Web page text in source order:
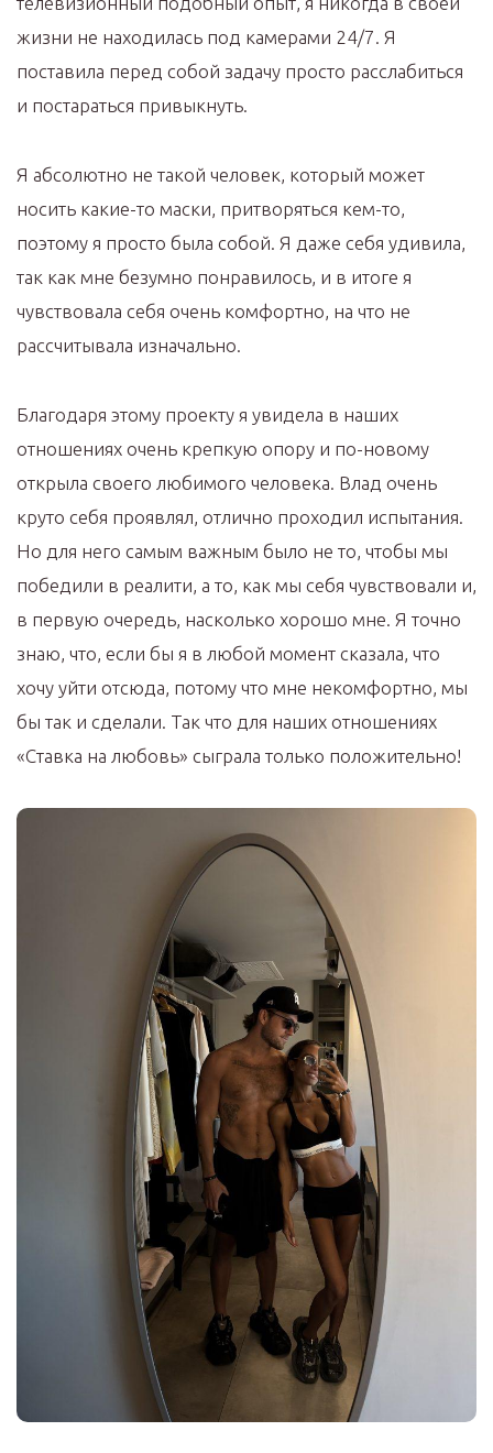
жизни не находилась под камерами 24/7. Я
поставила перед собой задачу просто расслабиться
и постараться привыкнуть.
Я абсолютно не такой человек, который может
носить какие-то маски, притворяться кем-то,
поэтому я просто была собой. Я даже себя удивила,
так как мне безумно понравилось, и в итоге я
чувствовала себя очень комфортно, на что не
рассчитывала изначально.
Благодаря этому проекту я увидела в наших
отношениях очень крепкую опору и по-новому
открыла своего любимого человека. Влад очень
круто себя проявлял, отлично проходил испытания.
Но для него самым важным было не то, чтобы мы
победили в реалити, а то, как мы себя чувствовали и,
в первую очередь, насколько хорошо мне. Я точно
знаю, что, если бы я в любой момент сказала, что
хочу уйти отсюда, потому что мне некомфортно, мы
бы так и сделали. Так что для наших отношениях
«Ставка на любовь» сыграла только положительно!